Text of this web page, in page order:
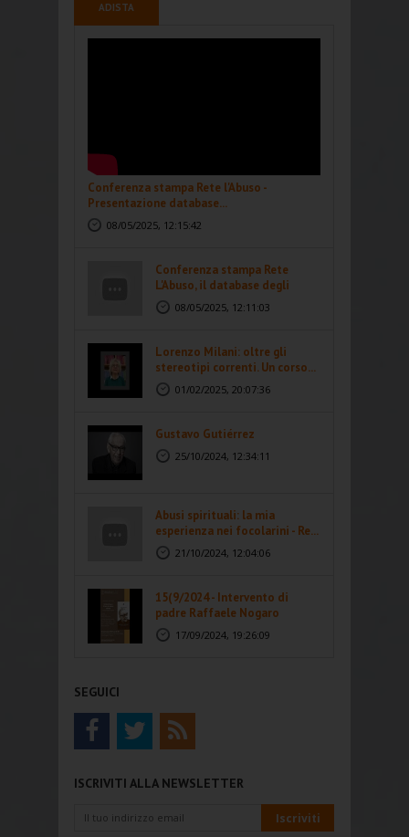
ADISTA
Conferenza stampa Rete l'Abuso -
Presentazione database...
08/05/2025, 12:15:42
Conferenza stampa Rete
L'Abuso, il database degli
abusi...08/05/2025, 12:11:03
Lorenzo Milani: oltre gli
stereotipi correnti. Un corso...
01/02/2025, 20:07:36
Gustavo Gutiérrez
25/10/2024, 12:34:11
Abusi spirituali: la mia
esperienza nei focolarini - Re...
21/10/2024, 12:04:06
15(9/2024 - Intervento di
padre Raffaele Nogaro
17/09/2024, 19:26:09
SEGUICI
ISCRIVITI ALLA NEWSLETTER